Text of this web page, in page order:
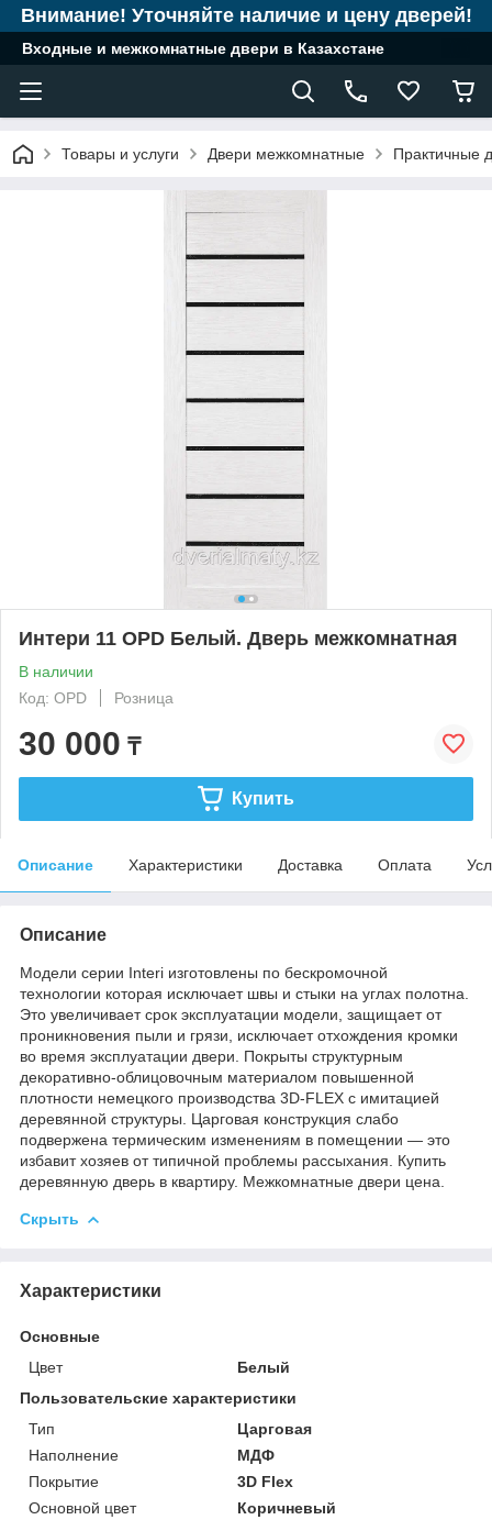
Внимание! Уточняйте наличие и цену дверей!
Входные и межкомнатные двери в Казахстане
Товары и услуги Двери межкомнатные Практичные
Интери 11 OPD Белый. Дверь межкомнатная
В наличии
Код: OPD
Розница
30 000 ₸
Купить
Описание Характеристики Доставка Оплата
Описание
Модели серии Interi изготовлены по бескромочной
технологии которая исключает швы и стыки на углах полотна.
Это увеличивает срок эксплуатации модели, защищает от
проникновения пыли и грязи, исключает отхождения кромки
во время эксплуатации двери. Покрыты структурным
декоративно-облицовочным материалом повышенной
плотности немецкого производства 3D-FLEX с имитацией
деревянной структуры. Царговая конструкция слабо
подвержена термическим изменениям в помещении — это
избавит хозяев от типичной проблемы рассыхания. Купить
деревянную дверь в квартиру. Межкомнатные двери цена.
Скрыть
Характеристики
Основные
Цвет
Белый
Пользовательские характеристики
Тип
Царговая
Наполнение
МДФ
Покрытие
3D Flex
Основной цвет
Коричневый